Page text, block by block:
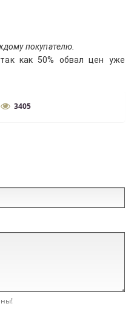
покупателю.
как 50% обвал цен уже
3405